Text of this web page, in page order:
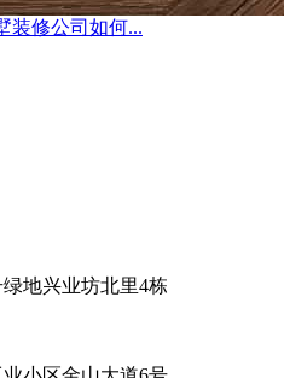
装修公司如何...
地兴业坊北里4栋